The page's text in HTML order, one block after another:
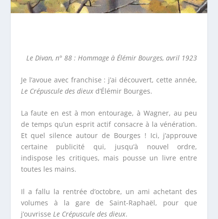
Le Divan, n° 88 : Hommage à Élémir Bourges, avril 1923
Je l’avoue avec franchise : j’ai découvert, cette année,
Le Crépuscule des dieuxd’Élémir Bourges.
La faute en est à mon entourage, à Wagner, au peu
de temps qu’un esprit actif consacre à la vénération.
Et quel silence autour de Bourges ! Ici, j’approuve
certaine publicité qui, jusqu’à nouvel ordre,
indispose les critiques, mais pousse un livre entre
toutes les mains.
Il a fallu la rentrée d’octobre, un ami achetant des
volumes à la gare de Saint-Raphaël, pour que
j’ouvrisse Le Crépuscule des dieux.